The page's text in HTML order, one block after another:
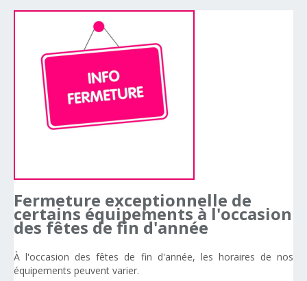
Fermeture exceptionnelle de
certainséquipements à l'occasion
des fêtesdefind'année
À l'occasion des fêtes de fin d'année, les horaires de nos
équipements peuvent varier.